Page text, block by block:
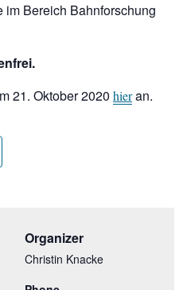
Bereich Bahnforschung
21. Oktober 2020 hieran.
Organizer
Christin Knacke